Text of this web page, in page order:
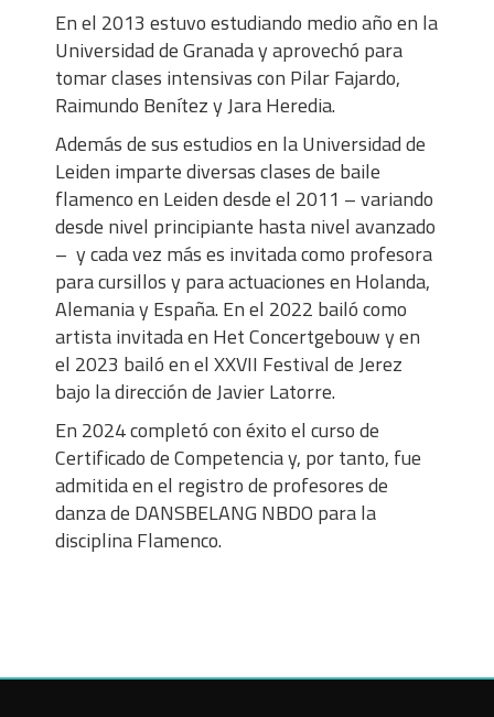
En el 2013 estuvo estudiando medio año en la
Universidad de Granada y aprovechó para
tomar clases intensivas con Pilar Fajardo,
Raimundo Benítez y Jara Heredia.
Además de sus estudios en la Universidad de
Leiden imparte diversas clases de baile
flamenco en Leiden desde el 2011 – variando
desde nivel principiante hasta nivel avanzado
– y cada vez más es invitada como profesora
para cursillos y para actuaciones en Holanda,
Alemania y España. En el 2022 bailó como
artista invitada en Het Concertgebouw y en
el 2023 bailó en el XXVII Festival de Jerez
bajo la dirección de Javier Latorre.
En 2024 completó con éxito el curso de
Certificado de Competencia y, por tanto, fue
admitida en el registro de profesores de
danza de DANSBELANG NBDO para la
disciplina Flamenco.